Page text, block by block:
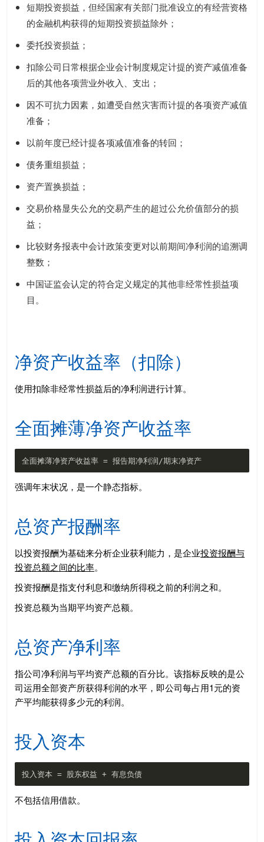
短期投资损益，但经国家有关部门批准设立的有经营资格
的金融机构获得的短期投资损益除外；
委托投资损益；
扣除公司日常根据企业会计制度规定计提的资产减值准备
后的其他各项营业外收入、支出；
因不可抗力因素，如遭受自然灾害而计提的各项资产减值
准备；
以前年度已经计提各项减值准备的转回；
债务重组损益；
资产置换损益；
交易价格显失公允的交易产生的超过公允价值部分的损
益；
比较财务报表中会计政策变更对以前期间净利润的追溯调
整数；
中国证监会认定的符合定义规定的其他非经常性损益项
目。
净资产收益率（扣除）
使用扣除非经常性损益后的净利润进行计算。
全面摊薄净资产收益率
强调年末状况，是一个静态指标。
总资产报酬率
以投资报酬为基础来分析企业获利能力，是企业投资报酬与
投资总额之间的比率。
投资报酬是指支付利息和缴纳所得税之前的利润之和。
投资总额为当期平均资产总额。
总资产净利率
指公司净利润与平均资产总额的百分比。该指标反映的是公
司运用全部资产所获得利润的水平，即公司每占用1元的资
产平均能获得多少元的利润。
投入资本
不包括信用借款。